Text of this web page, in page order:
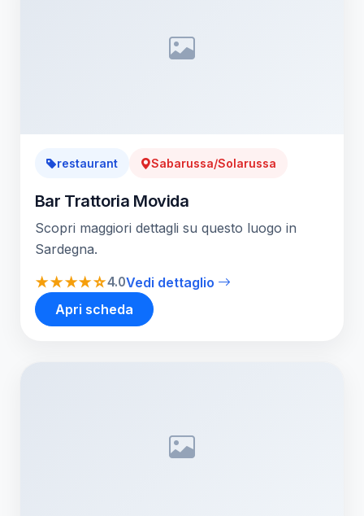
restaurant Sabarussa/Solarussa
Bar Trattoria Movida
Scopri maggiori dettagli su questo luogo in
Sardegna.
★★★★☆4.0Vedi dettaglio
Apri scheda